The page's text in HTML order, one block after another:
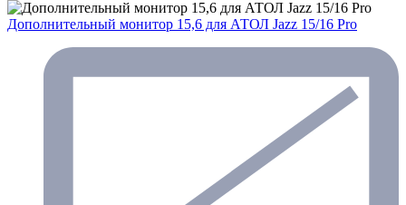
Дополнительный монитор 15,6 для АТОЛ Jazz 15/16 Pro